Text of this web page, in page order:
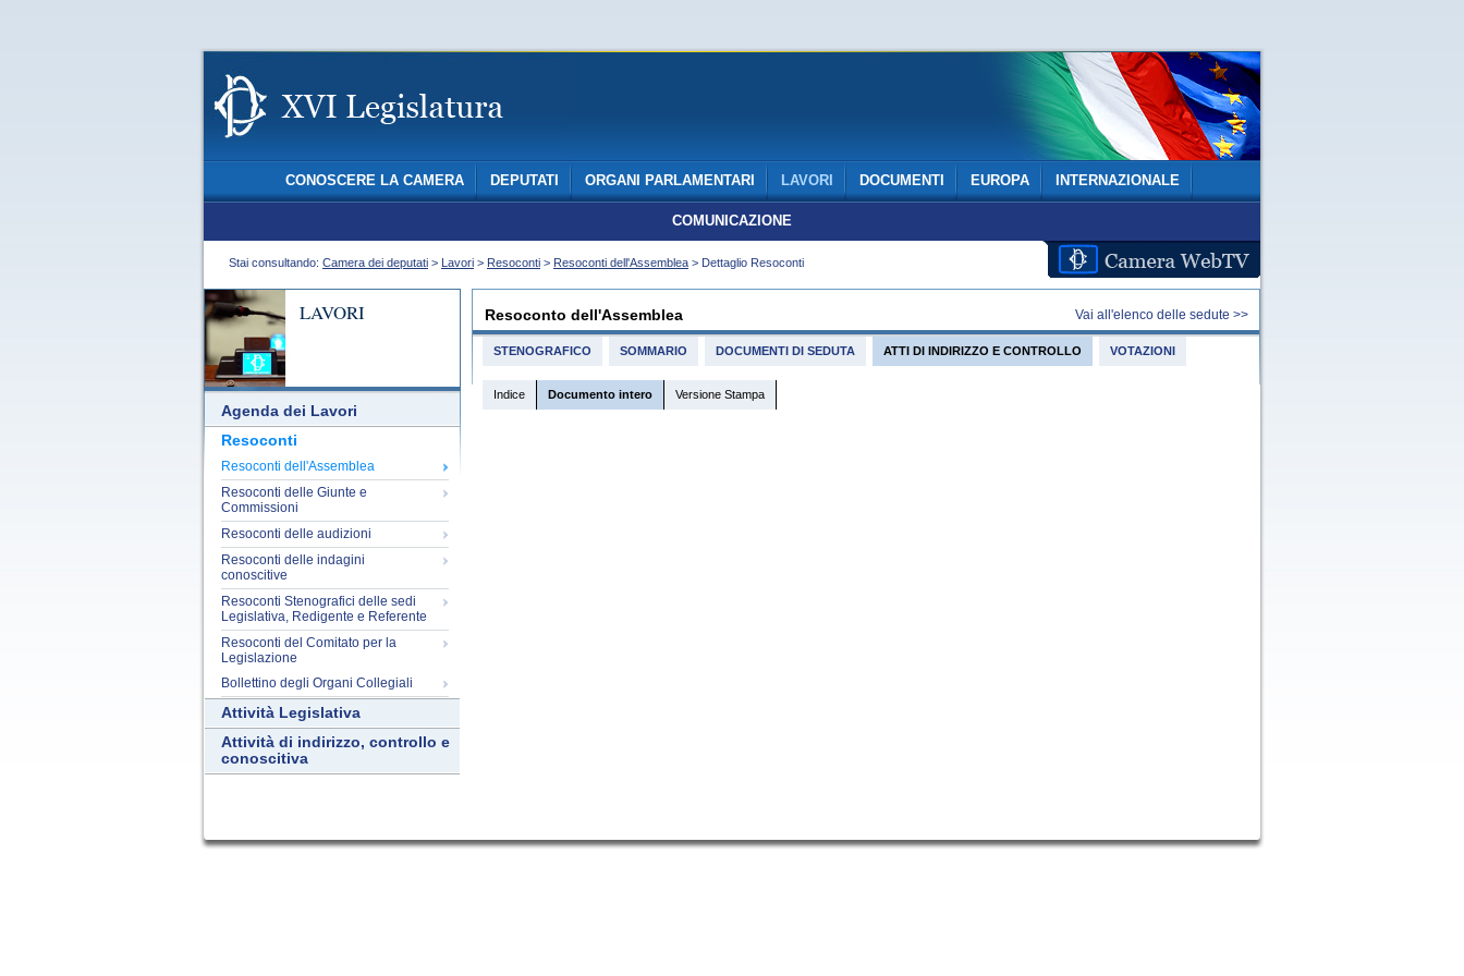
CONOSCERE LA CAMERA DEPUTATI ORGANI PARLAMENTARI LAVORI DOCUMENTI EUROPA INTERNAZIONALE
COMUNICAZIONE
Stai consultando: Camera dei deputati > Lavori > Resoconti > Resoconti dell'Assemblea > Dettaglio Resoconti
LAVORI
Agenda dei Lavori
Resoconti
Resoconti dell'Assemblea
Resoconti delle Giunte e
Commissioni
Resoconti delle audizioni
Resoconti delle indagini
conoscitive
Resoconti Stenografici delle sedi
Legislativa, Redigente e Referente
Resoconti del Comitato per la
Legislazione
Bollettino degli Organi Collegiali
Attività Legislativa
Attività di indirizzo, controllo e
conoscitiva
Resoconto dell'Assemblea Vai all'elenco delle sedute >>
STENOGRAFICO SOMMARIO DOCUMENTI DI SEDUTA ATTI DI INDIRIZZO E CONTROLLO VOTAZIONI
Indice Documento intero Versione Stampa